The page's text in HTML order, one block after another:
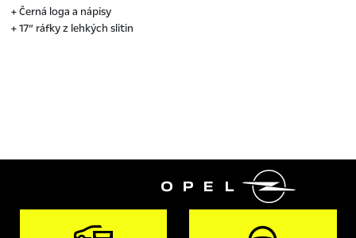
+ Černá loga a nápisy
+ 17“ ráfky z lehkých slitin
